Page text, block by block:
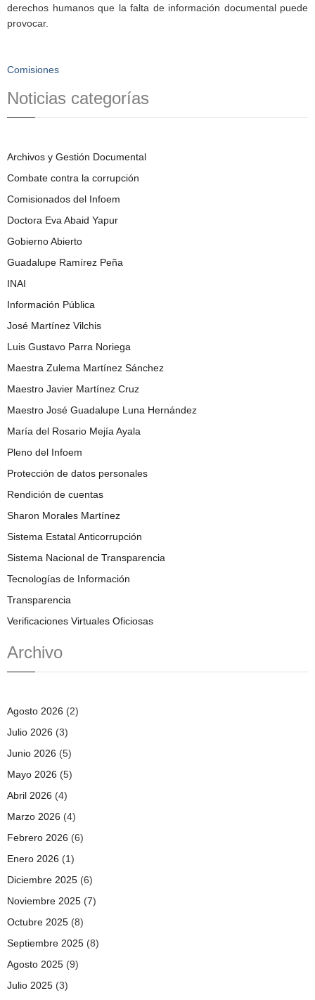
derechos humanos que la falta de información documental puede
provocar.
Comisiones
Noticias categorías
Archivos y Gestión Documental
Combate contra la corrupción
Comisionados del Infoem
Doctora Eva Abaid Yapur
Gobierno Abierto
Guadalupe Ramírez Peña
INAI
Información Pública
José Martínez Vilchis
Luis Gustavo Parra Noriega
Maestra Zulema Martínez Sánchez
Maestro Javier Martínez Cruz
Maestro José Guadalupe Luna Hernández
María del Rosario Mejía Ayala
Pleno del Infoem
Protección de datos personales
Rendición de cuentas
Sharon Morales Martínez
Sistema Estatal Anticorrupción
Sistema Nacional de Transparencia
Tecnologías de Información
Transparencia
Verificaciones Virtuales Oficiosas
Archivo
Agosto 2026 (2)
Julio 2026 (3)
Junio 2026 (5)
Mayo 2026 (5)
Abril 2026 (4)
Marzo 2026 (4)
Febrero 2026 (6)
Enero 2026 (1)
Diciembre 2025 (6)
Noviembre 2025 (7)
Octubre 2025 (8)
Septiembre 2025 (8)
Agosto 2025 (9)
Julio 2025 (3)